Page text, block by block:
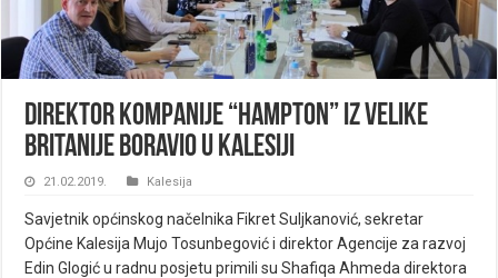
Direktor kompanije “Hampton” iz Velike
Britanije boravio u Kalesiji
21.02.2019. Kalesija
Savjetnik općinskog načelnika Fikret Suljkanović, sekretar
Općine Kalesija Mujo Tosunbegović i direktor Agencije za razvoj
Edin Glogić u radnu posjetu primili su Shafiqa Ahmeda direktora